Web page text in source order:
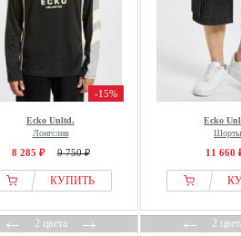
-15%
Ecko Unltd.
Лонгслив
8 285 ₽ 9 750 ₽
КУПИТЬ
Ecko
Шорты
11 660
←2 цвета→ ←2